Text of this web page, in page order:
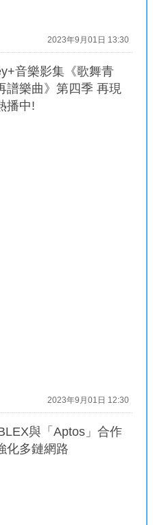
2023年9月01日 13:30
音樂影集《歌舞青
譜樂曲》第四季 再現
播中!
2023年9月01日 12:30
與「Aptos」合作
化多鏈網路